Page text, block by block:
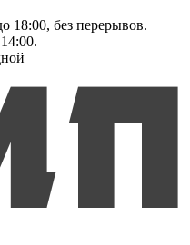
18:00, без перерывов.